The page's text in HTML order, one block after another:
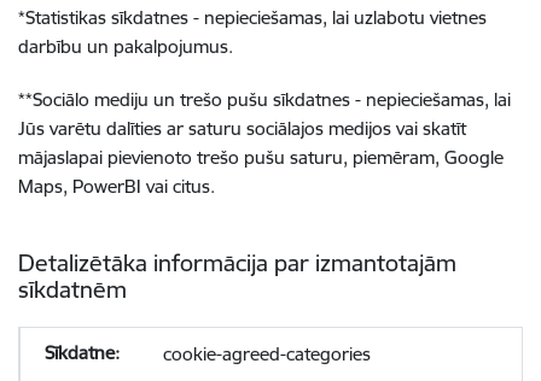
*Statistikas sīkdatnes - nepieciešamas, lai uzlabotu vietnes
darbību un pakalpojumus.
**Sociālo mediju un trešo pušu sīkdatnes - nepieciešamas, lai
Jūs varētu dalīties ar saturu sociālajos medijos vai skatīt
mājaslapai pievienoto trešo pušu saturu, piemēram, Google
Maps, PowerBI vai citus.
Detalizētāka informācija par izmantotajām
sīkdatnēm
cookie-agreed-categories